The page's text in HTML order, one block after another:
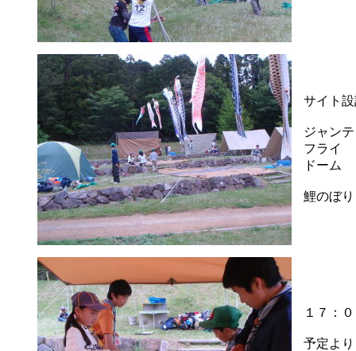
サイト
ジャン
フライ
ドーム
鯉のぼり
１７：
予定よ